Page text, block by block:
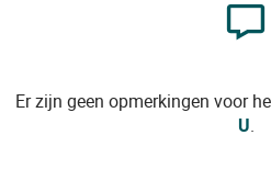
Er zijn geen opmerkingen voor
U.